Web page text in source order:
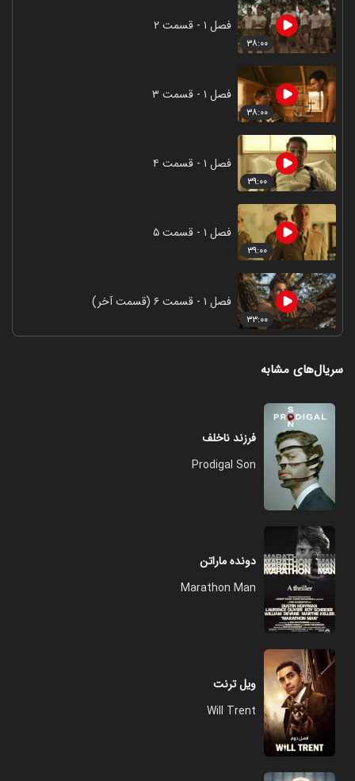
۳۸:۰۰
فصل ۱ - قسمت ۲
۳۸:۰۰
فصل ۱ - قسمت ۳
۳۹:۰۰
فصل ۱ - قسمت ۴
۳۹:۰۰
فصل ۱ - قسمت ۵
۳۳:۰۰
فصل ۱ - قسمت ۶ (قسمت آخر)
سریال‌های مشابه
فرزند ناخلف
Prodigal Son
دونده ماراتن
Marathon Man
ویل ترنت
Will Trent